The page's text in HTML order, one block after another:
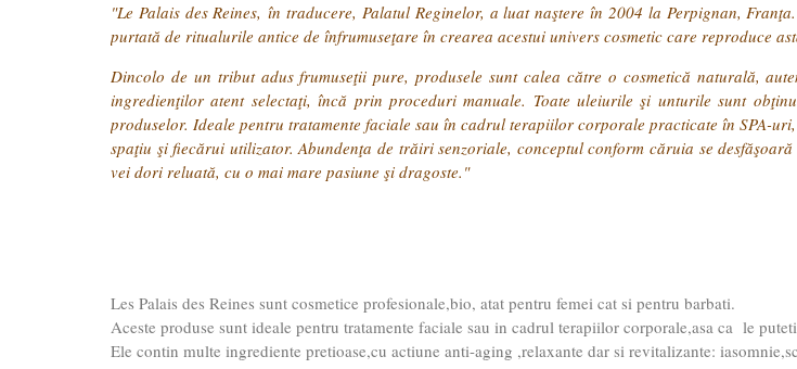
"Le Palais des Reines, în traducere, Palatul Reginelor, a luat naştere în 2004 la Perpignan,
purtată de ritualurile antice de înfrumuseţare în crearea acestui univers cosmetic care reproduce
Dincolo de un tribut adus frumuseţii pure, produsele sunt calea către o cosmetică naturală,
ingredienţilor atent selectaţi, încă prin proceduri manuale. Toate uleiurile şi unturile sunt
produselor. Ideale pentru tratamente faciale sau în cadrul terapiilor corporale practicate în SPA-
spaţiu şi fiecărui utilizator. Abundenţa de trăiri senzoriale, conceptul conform căruia se
vei dori reluată, cu o mai mare pasiune şi dragoste."
Les Palais des Reines sunt cosmetice profesionale,bio, atat pentru femei cat si pentru barbati.
Aceste produse sunt ideale pentru tratamente faciale sau in cadrul terapiilor corporale,asa ca le
Ele contin multe ingrediente pretioase,cu actiune anti-aging ,relaxante dar si revitalizante: